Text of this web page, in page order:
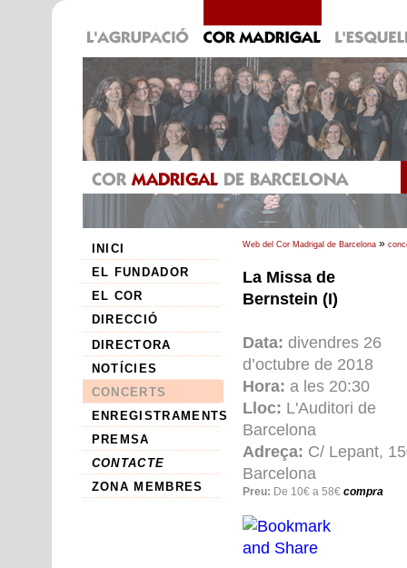
INICI
EL FUNDADOR
EL COR
DIRECCIÓ
DIRECTORA
NOTÍCIES
CONCERTS
ENREGISTRAMENTS
PREMSA
CONTACTE
ZONA MEMBRES
Web del Cor Madrigal de Barcelona»
La Missa de
Bernstein (I)
Data: divendres 26
d’octubre de 2018
Hora: a les 20:30
Lloc: L'Auditori de
Barcelona
Adreça: C/ Lepant,
Barcelona
Preu: De 10€ a 58€ compra